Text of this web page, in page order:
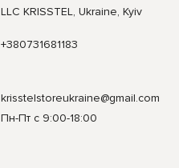
LLC KRISSTEL, Ukraine, Kyiv
+380731681183
krisstelstoreukraine@gmail.com
Пн-Пт с 9:00-18:00